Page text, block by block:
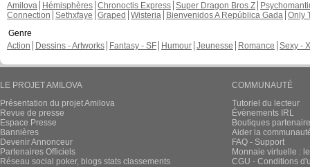
Amilova
Hémisphères Chronoctis Express Super Dragon Bros Z
Connection Sethxfaye Graped Wisteria Bienvenidos A República Gada Only
Genre
Action
Dessins - Artworks Fantasy - SF Humour Jeunesse Romance Sexy -
LE PROJET AMILOVA
Présentation du projet Amilova
Revue de presse
Espace Presse
Bannières
Devenir Annonceur
Partenaires Officiels
Réseau social poker, blogs stats classements
COMMUNAUTÉ
Tutoriel du lecteur
Évènements IRL
Boutiques
Aider la
FAQ - Support
Monnaie virtuelle :
CGU - Conditions